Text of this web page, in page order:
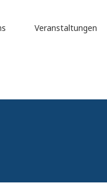
Veranstaltungen